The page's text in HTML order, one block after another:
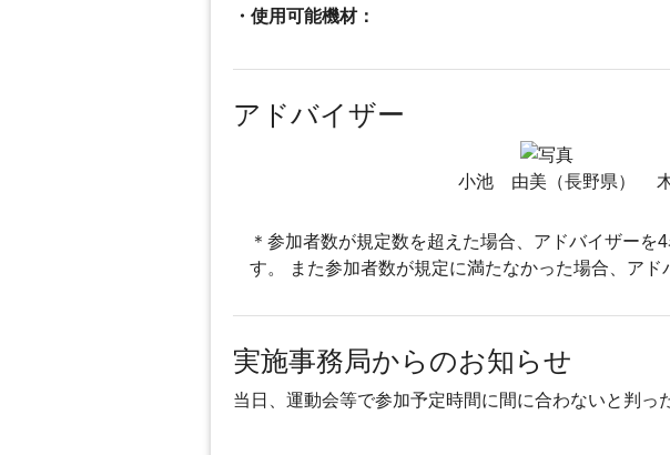
・使用可能機材：
アドバイザー
小池 由美（長野県）
＊参加者数が規定数を超えた場合、アドバイザー
す。 また参加者数が規定に満たなかった場合、アド
実施事務局からのお知らせ
当日、運動会等で参加予定時間に間に合わないと判っ